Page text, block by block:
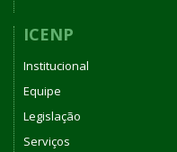
ICENP
Institucional
Equipe
Legislação
Serviços